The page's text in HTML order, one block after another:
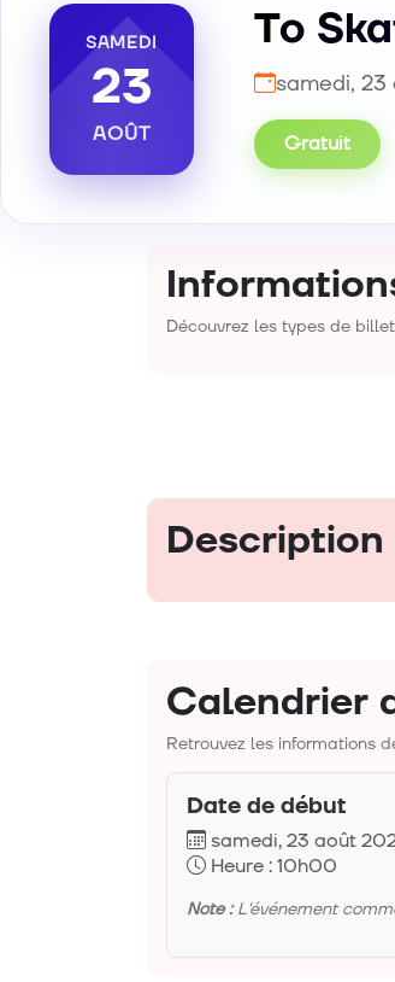
SAMEDI
23
AOÛT
To
samedi, 23
Gratuit
Découvrez les types de
Calendrier
Retrouvez les informations
Date de début
samedi, 23 août
Heure : 10h00
Note :L'événement